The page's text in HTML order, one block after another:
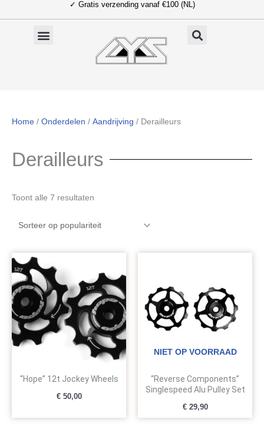
naar
✓ Gratis verzending vanaf €100 (NL)
Home / Onderdelen / Aandrijving / Derailleurs
Derailleurs
Toont alle 7 resultaten
populariteit
“Hope” 12t Jockey Wheels
€50,00
NIET OP VOORRAAD
“Reverse Components”
Singlespeed Alu Pulley Set
€29,90